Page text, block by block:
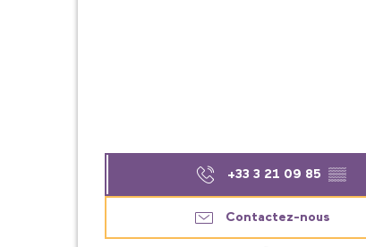
+33 3 21 09 85 ▒▒
Contactez-nous